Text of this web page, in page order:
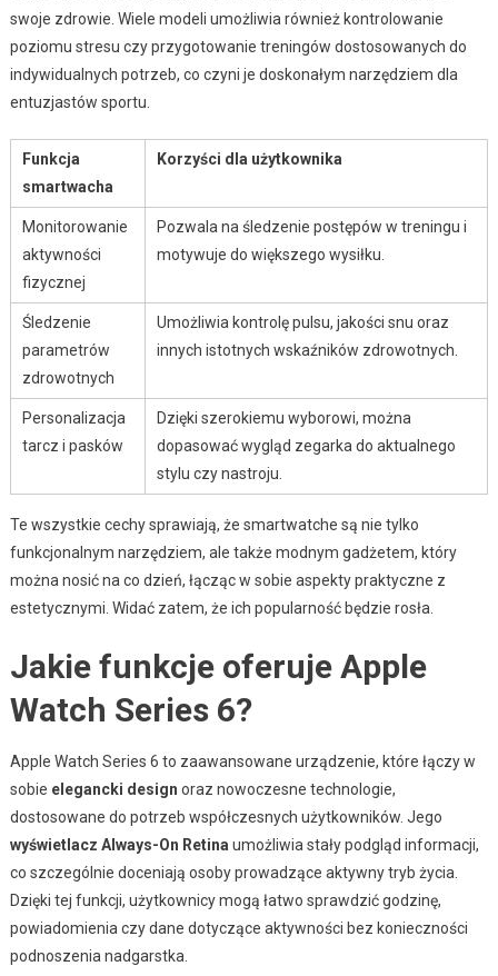
swoje zdrowie. Wiele modeli umożliwia również kontrolowanie
poziomu stresu czy przygotowanie treningów dostosowanych do
indywidualnych potrzeb, co czyni je doskonałym narzędziem dla
entuzjastów sportu.
Funkcja
smartwacha
Korzyści dla użytkownika
Monitorowanie
aktywności
fizycznej
Pozwala na śledzenie postępów w treningu i
motywuje do większego wysiłku.
Śledzenie
parametrów
zdrowotnych
Umożliwia kontrolę pulsu, jakości snu oraz
innych istotnych wskaźników zdrowotnych.
Personalizacja
tarcz i pasków
Dzięki szerokiemu wyborowi, można
dopasować wygląd zegarka do aktualnego
stylu czy nastroju.
Te wszystkie cechy sprawiają, że smartwatche są nie tylko
funkcjonalnym narzędziem, ale także modnym gadżetem, który
można nosić na co dzień, łącząc w sobie aspekty praktyczne z
estetycznymi. Widać zatem, że ich popularność będzie rosła.
Jakie funkcje oferuje Apple
Watch Series 6?
Apple Watch Series 6 to zaawansowane urządzenie, które łączy w
sobie elegancki design oraz nowoczesne technologie,
dostosowane do potrzeb współczesnych użytkowników. Jego
wyświetlacz Always-On Retina umożliwia stały podgląd informacji,
co szczególnie doceniają osoby prowadzące aktywny tryb życia.
Dzięki tej funkcji, użytkownicy mogą łatwo sprawdzić godzinę,
powiadomienia czy dane dotyczące aktywności bez konieczności
podnoszenia nadgarstka.